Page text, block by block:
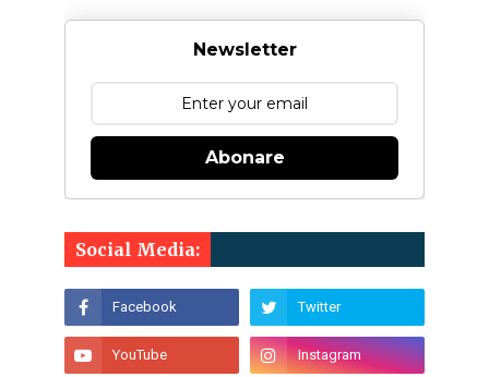
Newsletter
Abonare
Social Media: